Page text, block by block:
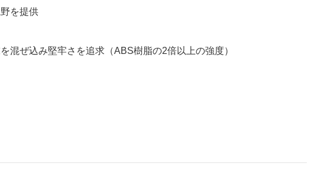
を提供
ぜ込み堅牢さを追求（ABS樹脂の2倍以上の強度）